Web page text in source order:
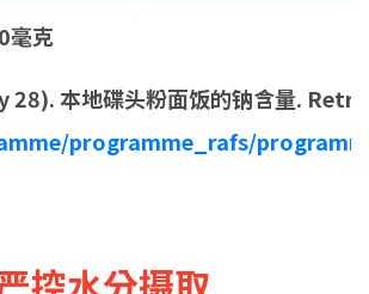
毫克
28). 本地碟头粉面饭的钠含量.
programme_rafs/